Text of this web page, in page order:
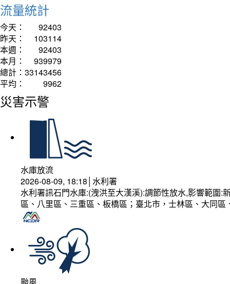
流量統計
今天：
92403
昨天：
103114
本週：
92403
本月：
939979
總計： 33143456
平均：
9962
災害示警
水庫放流
2026-08-09, 18:18│水利署
水利署訊石門水庫:(洩洪至大漢溪):調節性放水,影響範圍
區、八里區、三重區、板橋區；臺北市，士林區、大同